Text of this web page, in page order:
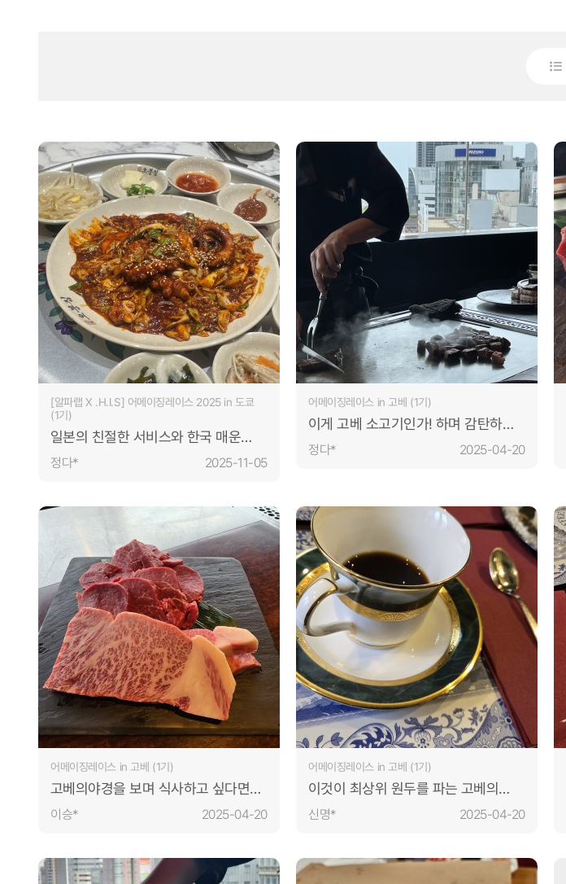
[알파랩 X .H.I.S] 어메이징레이스 2025 in 도쿄
(1기)
일본의 친절한 서비스와 한국 매운
정다* 2025-11-05
어메이징레이스 in 고베 (1기)
이게 고베 소고기인가! 하며 감탄하고
생각나는 곳
정다* 2025-04-20
어메이징레이스 in 고베 (1기)
고베의야경을 보며 식사하고 싶다면
이 돈이면~~~을 연발하게 될듯
이승* 2025-04-20
어메이징레이스 in 고베 (1기)
이것이 최상위 원두를 파는 고베의
신명* 2025-04-20
인생장사학교 사이트 개편 오픈 안내